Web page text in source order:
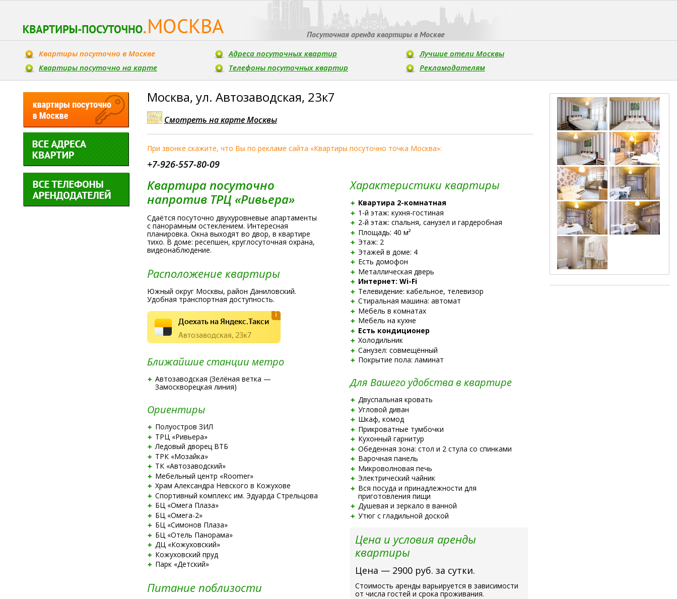
Посуточная аренда квартиры в Москве
Квартиры посуточно в Москве
Квартиры посуточно на карте
Адреса посуточных квартир
Телефоны посуточных квартир
Лучшие отели Москвы
Рекламодателям
Москва, ул. Автозаводская, 23к7
Смотреть на карте Москвы
При звонке скажите, что Вы по рекламе сайта «Квартиры посуточно точка Москва»:
+7-926-557-80-09
Квартира посуточно
напротив ТРЦ «Ривьера»
Сдаётся посуточно двухуровневые апартаменты
с панорамным остеклением. Интересная
планировка. Окна выходят во двор, в квартире
тихо. В доме: ресепшен, круглосуточная охрана,
видеонаблюдение.
Расположение квартиры
Южный округ Москвы, район Даниловский.
Удобная транспортная доступность.
Доехать на Яндекс.Такси
Автозаводская, 23к7
Ближайшие станции метро
Автозаводская (Зелёная ветка —
Замоскворецкая линия)
Ориентиры
Полуостров ЗИЛ
ТРЦ «Ривьера»
Ледовый дворец ВТБ
ТРК «Мозайка»
ТК «Автозаводский»
Мебельный центр «Roomer»
Храм Александра Невского в Кожухове
Спортивный комплекс им. Эдуарда Стрельцова
БЦ «Омега Плаза»
БЦ «Омега-2»
БЦ «Симонов Плаза»
БЦ «Отель Панорама»
ДЦ «Кожуховский»
Кожуховский пруд
Парк «Детский»
Питание поблизости
Характеристики квартиры
Квартира 2-комнатная
1-й этаж: кухня-гостиная
2-й этаж: спальня, санузел и гардеробная
Площадь: 40 м²
Этаж: 2
Этажей в доме: 4
Есть домофон
Металлическая дверь
Интернет: Wi-Fi
Телевидение: кабельное, телевизор
Стиральная машина: автомат
Мебель в комнатах
Мебель на кухне
Есть кондиционер
Холодильник
Санузел: совмещённый
Покрытие пола: ламинат
Для Вашего удобства в квартире
Двуспальная кровать
Угловой диван
Шкаф, комод
Прикроватные тумбочки
Кухонный гарнитур
Обеденная зона: стол и 2 стула со спинками
Варочная панель
Микроволновая печь
Электрический чайник
Вся посуда и принадлежности для
приготовления пищи
Душевая и зеркало в ванной
Утюг с гладильной доской
Цена и условия аренды
квартиры
Цена — 2900 руб. за сутки.
Стоимость аренды варьируется в зависимости
от числа гостей и срока проживания.